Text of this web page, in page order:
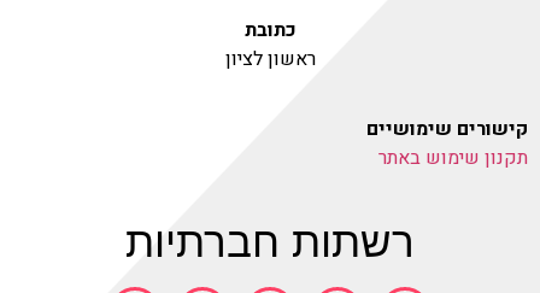
רשתות חברתיות
כתובת
ראשון לציון
קישורים שימושיים
תקנון שימוש באתר